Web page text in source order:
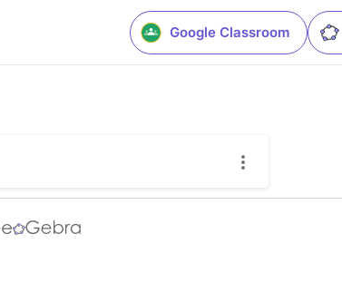
Google Classroom